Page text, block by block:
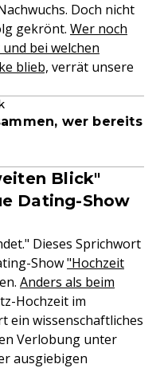
Doch nicht
gekrönt. Wer noch
bei welchen
blieb, verrät unsere
wer bereits
Blick"
Dating-Show
Dieses Sprichwort
Show"Hochzeit
Anders als beim
Hochzeit im
ein wissenschaftliches
Verlobung unter
ausgiebigen